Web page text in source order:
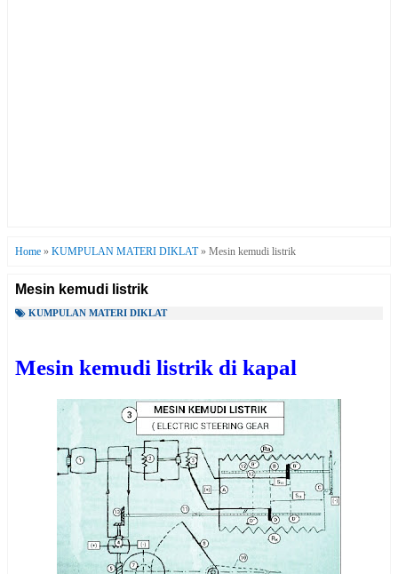
Home » KUMPULAN MATERI DIKLAT» Mesin kemudi listrik
Mesin kemudi listrik
KUMPULAN MATERI DIKLAT
Mesin kemudi listrik di kapal